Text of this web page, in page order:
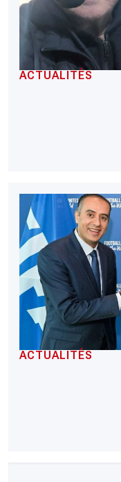
ACTUALITÉS
ACTUALITÉS